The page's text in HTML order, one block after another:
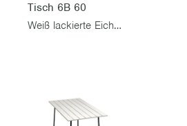
Tisch 6B 60
Weiß lackierte Eiche mit schwarzem Gestell